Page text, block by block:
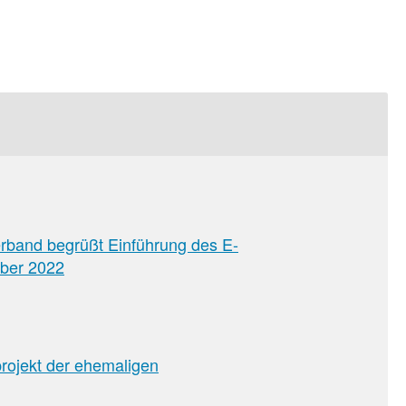
begrüßt Einführung des E-
2022
der ehemaligen